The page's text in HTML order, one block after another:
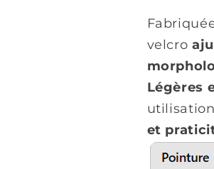
velcro
Légères
et